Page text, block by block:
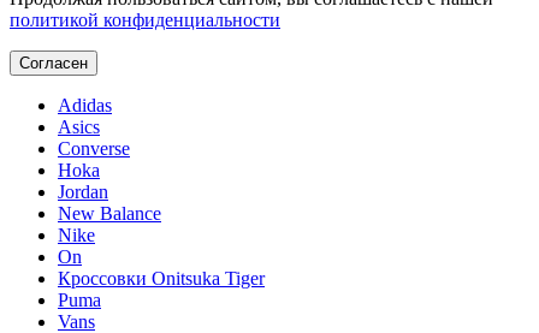
политикой конфиденциальности
Согласен
Adidas
Asics
Converse
Hoka
Jordan
New Balance
Nike
On
Кроссовки Onitsuka Tiger
Puma
Vans